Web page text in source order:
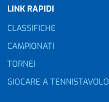
LINK RAPIDI
CLASSIFICHE
CAMPIONATI
TORNEI
GIOCARE A TENNISTAVOLO